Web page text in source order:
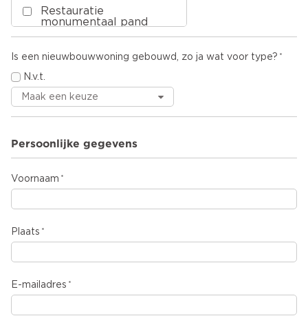
Restauratie
monumentaal pand
aardbevingsschade
Overige
Is een nieuwbouwwoning gebouwd, zo ja wat voor type?
N.v.t.
Persoonlijke gegevens
Voornaam
Plaats
E-mailadres